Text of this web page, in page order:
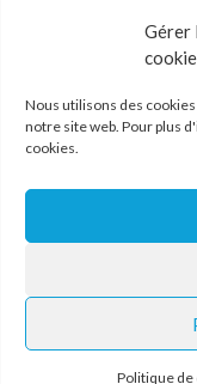
Gérer
Nous utilisons des
notre site web. Pour plus
cookies.
Politique de
Politique de